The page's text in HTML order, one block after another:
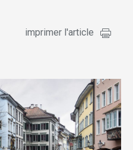
imprimer l'article